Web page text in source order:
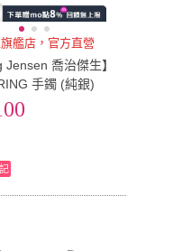
艦店，官方直營
Jensen 喬治傑生】
手鐲 (純銀)